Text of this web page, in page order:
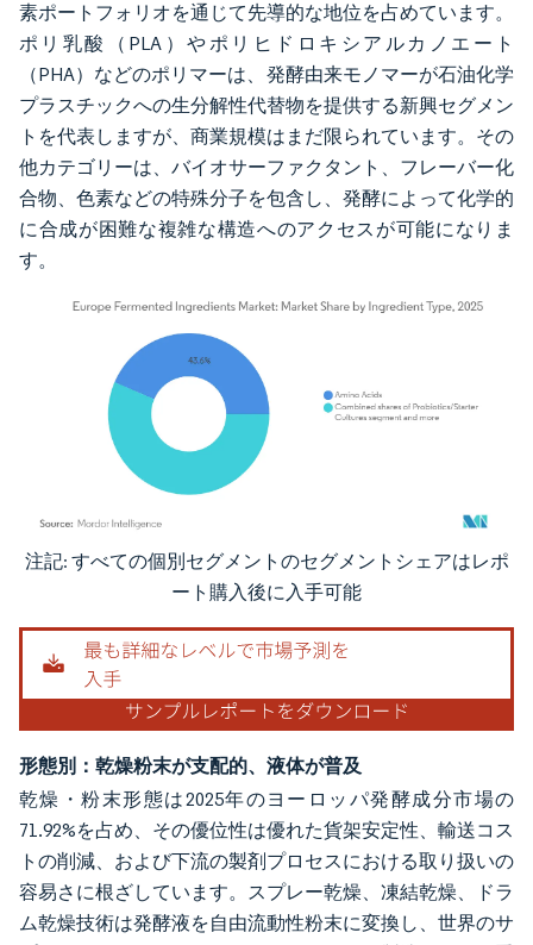
素ポートフォリオを通じて先導的な地位を占めています。
ポリ乳酸（PLA）やポリヒドロキシアルカノエート
（PHA）などのポリマーは、発酵由来モノマーが石油化学
プラスチックへの生分解性代替物を提供する新興セグメン
トを代表しますが、商業規模はまだ限られています。その
他カテゴリーは、バイオサーファクタント、フレーバー化
合物、色素などの特殊分子を包含し、発酵によって化学的
に合成が困難な複雑な構造へのアクセスが可能になりま
す。
画像 © Mordor Intelligence。再利用にはCC BY 4.0の表示が必要です。
注記: すべての個別セグメントのセグメントシェアはレポ
ート購入後に入手可能
形態別：乾燥粉末が支配的、液体が普及
乾燥・粉末形態は2025年のヨーロッパ発酵成分市場の
71.92%を占め、その優位性は優れた貨架安定性、輸送コス
トの削減、および下流の製剤プロセスにおける取り扱いの
容易さに根ざしています。スプレー乾燥、凍結乾燥、ドラ
ム乾燥技術は発酵液を自由流動性粉末に変換し、世界のサ